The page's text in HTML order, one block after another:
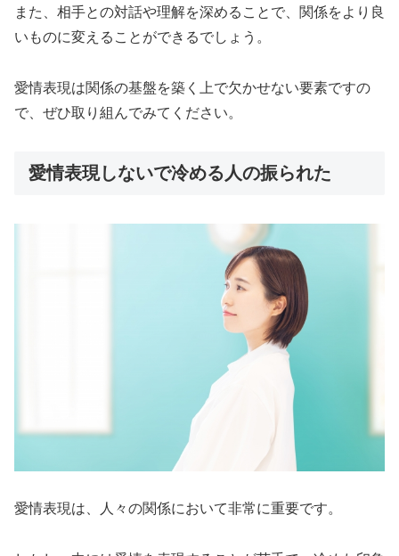
また、相手との対話や理解を深めることで、関係をより良
いものに変えることができるでしょう。
愛情表現は関係の基盤を築く上で欠かせない要素ですの
で、ぜひ取り組んでみてください。
愛情表現しないで冷める人の振られた
愛情表現は、人々の関係において非常に重要です。